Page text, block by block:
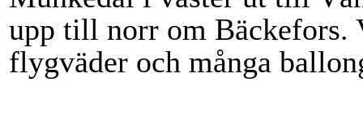
upp till norr om Bäckefors.
flygväder och många